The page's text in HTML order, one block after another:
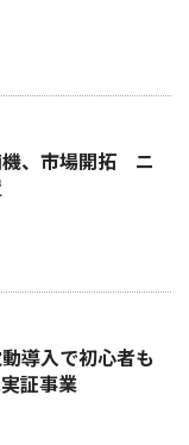
、市場開拓 ニ
導入で初心者も
証事業